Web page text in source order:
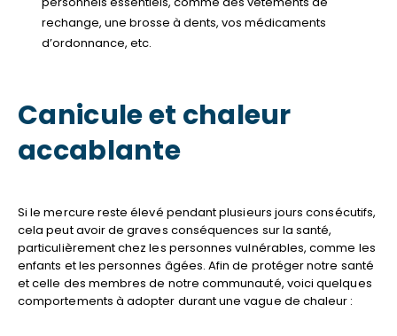
rechange, une brosse à dents, vos médicaments
d’ordonnance, etc.
Canicule et chaleur
accablante
Si le mercure reste élevé pendant plusieurs jours consécutifs,
cela peut avoir de graves conséquences sur la santé,
particulièrement chez les personnes vulnérables, comme les
enfants et les personnes âgées. Afin de protéger notre santé
et celle des membres de notre communauté, voici quelques
comportements à adopter durant une vague de chaleur :